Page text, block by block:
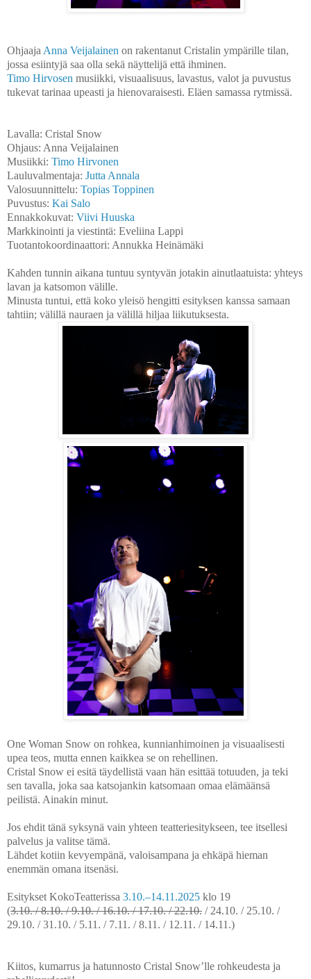
Ohjaaja Anna Veijalainen on rakentanut Cristalin ympärille tilan,
jossa esiintyjä saa olla sekä näyttelijä että ihminen.
Timo Hirvosen musiikki, visuaalisuus, lavastus, valot ja puvustus
tukevat tarinaa upeasti ja hienovaraisesti. Eläen samassa rytmissä.
Lavalla: Cristal Snow
Ohjaus: Anna Veijalainen
Musiikki: Timo Hirvonen
Lauluvalmentaja: Jutta Annala
Valosuunnittelu: Topias Toppinen
Puvustus: Kai Salo
Ennakkokuvat: Viivi Huuska
Markkinointi ja viestintä: Eveliina Lappi
Tuotantokoordinaattori: Annukka Heinämäki
Kahden tunnin aikana tuntuu syntyvän jotakin ainutlaatuista: yhteys
lavan ja katsomon välille.
Minusta tuntui, että koko yleisö hengitti esityksen kanssa samaan
tahtiin; välillä nauraen ja välillä hiljaa liikutuksesta.
One Woman Snow on rohkea, kunnianhimoinen ja visuaalisesti
upea teos, mutta ennen kaikkea se on rehellinen.
Cristal Snow ei esitä täydellistä vaan hän esittää totuuden, ja teki
sen tavalla, joka saa katsojankin katsomaan omaa elämäänsä
peilistä. Ainakin minut.
Jos ehdit tänä syksynä vain yhteen teatteriesitykseen, tee itsellesi
palvelus ja valitse tämä.
Lähdet kotiin kevyempänä, valoisampana ja ehkäpä hieman
enemmän omana itsenäsi.
Esitykset KokoTeatterissa 3.10.–14.11.2025 klo 19
(3.10. / 8.10. / 9.10. / 16.10. / 17.10. / 22.10. / 24.10. / 25.10. /
29.10. / 31.10. / 5.11. / 7.11. / 8.11. / 12.11. / 14.11.)
Kiitos, kumarrus ja hatunnosto Cristal Snow’lle rohkeudesta ja